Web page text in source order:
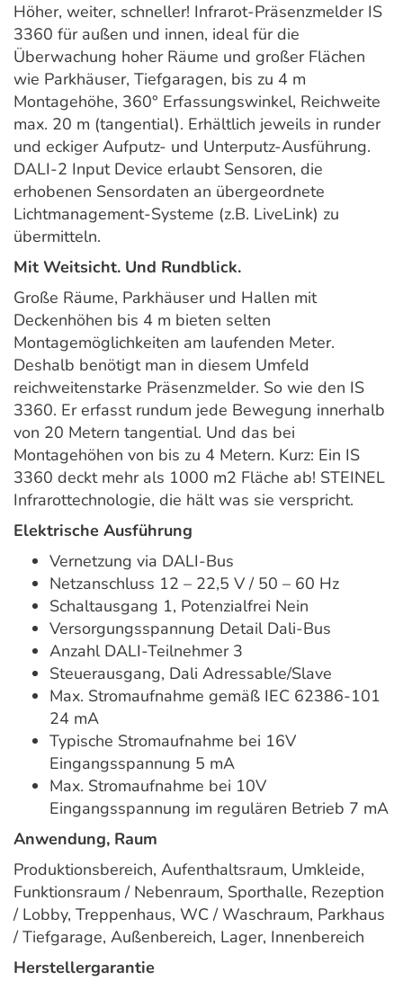
Höher, weiter, schneller! Infrarot-Präsenzmelder IS
3360 für außen und innen, ideal für die
Überwachung hoher Räume und großer Flächen
wie Parkhäuser, Tiefgaragen, bis zu 4 m
Montagehöhe, 360° Erfassungswinkel, Reichweite
max. 20 m (tangential). Erhältlich jeweils in runder
und eckiger Aufputz- und Unterputz-Ausführung.
DALI-2 Input Device erlaubt Sensoren, die
erhobenen Sensordaten an übergeordnete
Lichtmanagement-Systeme (z.B. LiveLink) zu
übermitteln.
Mit Weitsicht. Und Rundblick.
Große Räume, Parkhäuser und Hallen mit
Deckenhöhen bis 4 m bieten selten
Montagemöglichkeiten am laufenden Meter.
Deshalb benötigt man in diesem Umfeld
reichweitenstarke Präsenzmelder. So wie den IS
3360. Er erfasst rundum jede Bewegung innerhalb
von 20 Metern tangential. Und das bei
Montagehöhen von bis zu 4 Metern. Kurz: Ein IS
3360 deckt mehr als 1000 m2 Fläche ab! STEINEL
Infrarottechnologie, die hält was sie verspricht.
Elektrische Ausführung
Vernetzung via DALI-Bus
Netzanschluss 12 – 22,5 V / 50 – 60 Hz
Schaltausgang 1, Potenzialfrei Nein
Versorgungsspannung Detail Dali-Bus
Anzahl DALI-Teilnehmer 3
Steuerausgang, Dali Adressable/Slave
Max. Stromaufnahme gemäß IEC 62386-101
24 mA
Typische Stromaufnahme bei 16V
Eingangsspannung 5 mA
Max. Stromaufnahme bei 10V
Eingangsspannung im regulären Betrieb 7 mA
Anwendung, Raum
Produktionsbereich, Aufenthaltsraum, Umkleide,
Funktionsraum / Nebenraum, Sporthalle, Rezeption
/ Lobby, Treppenhaus, WC / Waschraum, Parkhaus
/ Tiefgarage, Außenbereich, Lager, Innenbereich
Herstellergarantie